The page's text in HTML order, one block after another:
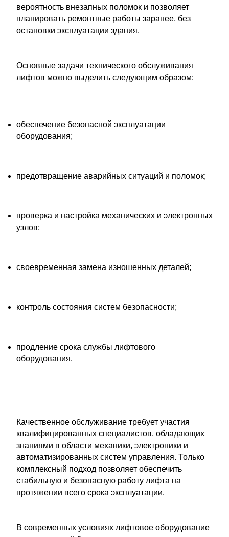
вероятность внезапных поломок и позволяет
планировать ремонтные работы заранее, без
остановки эксплуатации здания.
Основные задачи технического обслуживания
лифтов можно выделить следующим образом:
обеспечение безопасной эксплуатации
оборудования;
предотвращение аварийных ситуаций и поломок;
проверка и настройка механических и электронных
узлов;
своевременная замена изношенных деталей;
контроль состояния систем безопасности;
продление срока службы лифтового
оборудования.
Качественное обслуживание требует участия
квалифицированных специалистов, обладающих
знаниями в области механики, электроники и
автоматизированных систем управления. Только
комплексный подход позволяет обеспечить
стабильную и безопасную работу лифта на
протяжении всего срока эксплуатации.
В современных условиях лифтовое оборудование